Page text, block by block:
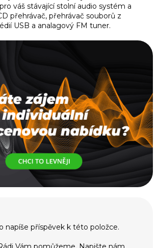
váš stávající stolní audio systém a
přehrávač, přehrávač souborů z
USB a analagový FM tuner.
napíše příspěvek k této položce.